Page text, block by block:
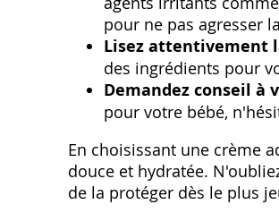
pour ne pas agresser
Lisez attentivement
des ingrédients pour
Demandez conseil à
pour votre bébé,
En choisissant une crème
douce et hydratée.
de la protéger dès le plus